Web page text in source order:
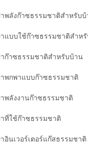
าพลังก๊าซธรรมชาติสำหรับบ้
าแบบใช้ก๊าซธรรมชาติสำหรั
าก๊าซธรรมชาติสำหรับบ้าน
าพกพาแบบก๊าซธรรมชาติ
าพลังงานก๊าซธรรมชาติ
าที่ใช้ก๊าซธรรมชาติ
อินเวอร์เตอร์แก๊สธรรมชาติ